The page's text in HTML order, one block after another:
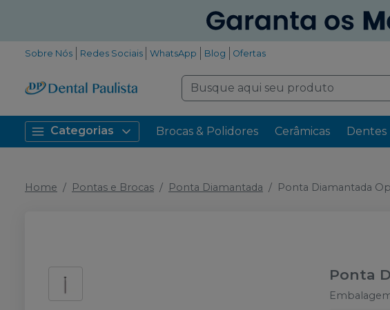
Sobre Nós Redes Sociais WhatsApp Blog Ofertas
Categorias Brocas & Polidores Cerâmicas Dentes
Home Pontas e Brocas Ponta Diamantada Ponta Diamantada
Ponta